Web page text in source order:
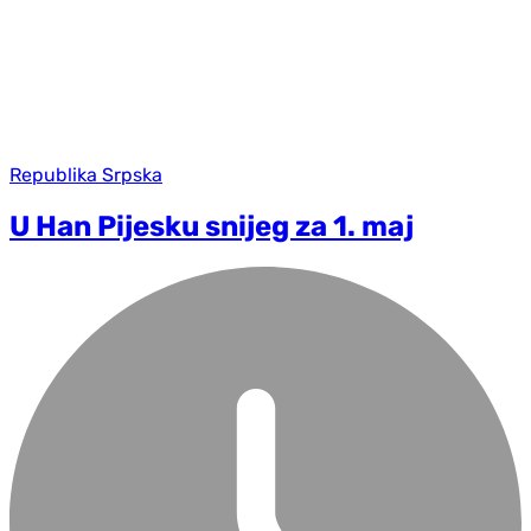
Republika Srpska
U Han Pijesku snijeg za 1. maj